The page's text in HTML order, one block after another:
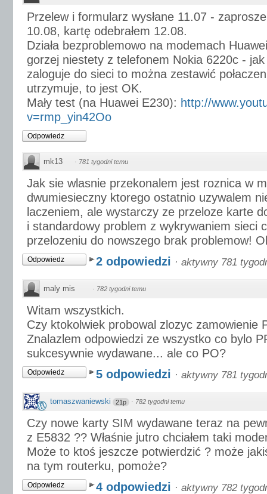
Przelew i formularz wysłane 11.07 -
10.08, kartę odebrałem 12.08.
Działa bezproblemowo na modemach
gorzej niestety z telefonem Nokia 6220c -
zaloguje do sieci to można zestawić
utrzymuje, to jest OK.
Mały test (na Huawei E230): http://
v=rmp_yin42Oo
Odpowiedz
mk13 · 781 tygodni temu
Jak sie wlasnie przekonalem jest roznica w
dwumiesieczny ktorego ostatnio uzywalem
laczeniem, ale wystarczy ze przeloze karte
i standardowy problem z wykrywaniem sieci
przelozeniu do nowszego brak problemow!
Odpowiedz 2 odpowiedzi · aktywny 781
maly mis · 782 tygodni temu
Witam wszystkich.
Czy ktokolwiek probowal zlozyc zamowienie
Znalazlem odpowiedzi ze wszystko co bylo
sukcesywnie wydawane... ale co PO?
Odpowiedz 5 odpowiedzi · aktywny 781
tomaszwaniewski 21p · 782 tygodni temu
Czy nowe karty SIM wydawane teraz na
z E5832 ?? Właśnie jutro chciałem taki
Może to ktoś jeszcze potwierdzić ? może
na tym routerku, pomoże?
Odpowiedz 4 odpowiedzi · aktywny 782